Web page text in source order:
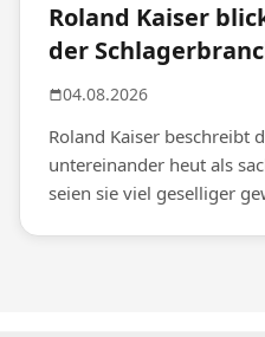
Roland Kaiser
der
04.08.2026
Roland Kaiser beschreibt
untereinander heut als
seien sie viel geselliger